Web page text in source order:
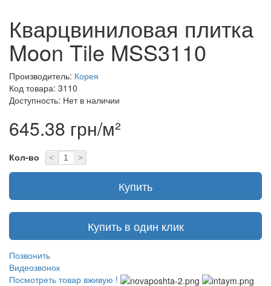
Кварцвиниловая плитка
Moon Tile MSS3110
Производитель: Корея
Код товара: 3110
Доступность: Нет в наличии
645.38 грн/м²
Кол-во < >
Купить
Купить в один клик
Позвонить
Видеозвонок
Посмотреть товар вживую !